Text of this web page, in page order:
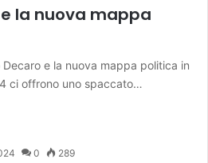
la nuova mappa
Decaro e la nuova mappa politica in
ci offrono uno spaccato…
0 289